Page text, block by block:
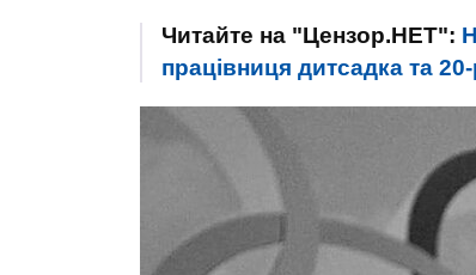
Читайте на "Цензор.НЕТ":
працівниця дитсадка та